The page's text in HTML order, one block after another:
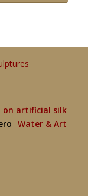
on artificial silk
Water & Art